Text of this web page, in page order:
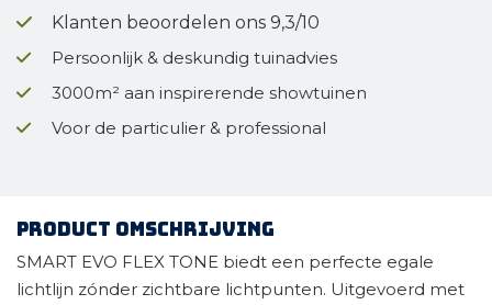
Klanten beoordelen ons 9,3/10
Persoonlijk & deskundig tuinadvies
3000m² aan inspirerende showtuinen
Voor de particulier & professional
Product omschrijving
SMART EVO FLEX TONE biedt een perfecte egale
lichtlijn zónder zichtbare lichtpunten. Uitgevoerd met